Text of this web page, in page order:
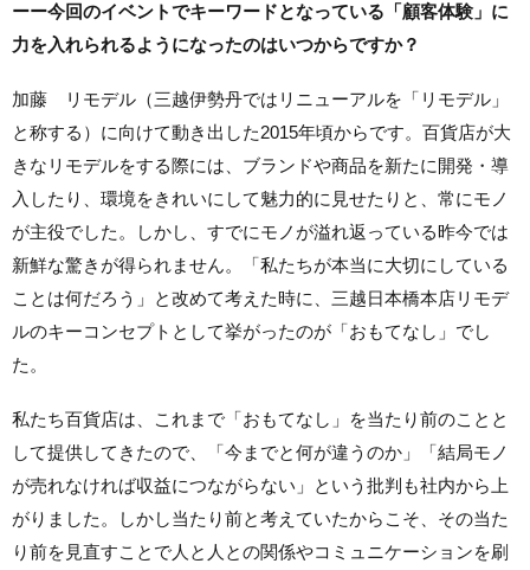
ーー今回のイベントでキーワードとなっている「顧客体験」に
力を入れられるようになったのはいつからですか？
加藤 リモデル（三越伊勢丹ではリニューアルを「リモデル」
と称する）に向けて動き出した2015年頃からです。百貨店が大
きなリモデルをする際には、ブランドや商品を新たに開発・導
入したり、環境をきれいにして魅力的に見せたりと、常にモノ
が主役でした。しかし、すでにモノが溢れ返っている昨今では
新鮮な驚きが得られません。「私たちが本当に大切にしている
ことは何だろう」と改めて考えた時に、三越日本橋本店リモデ
ルのキーコンセプトとして挙がったのが「おもてなし」でし
た。
私たち百貨店は、これまで「おもてなし」を当たり前のことと
して提供してきたので、「今までと何が違うのか」「結局モノ
が売れなければ収益につながらない」という批判も社内から上
がりました。しかし当たり前と考えていたからこそ、その当た
り前を見直すことで人と人との関係やコミュニケーションを刷